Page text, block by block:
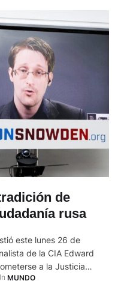
de
rusa
este lunes 26 de
de la CIA Edward
a la Justicia
In MUNDO